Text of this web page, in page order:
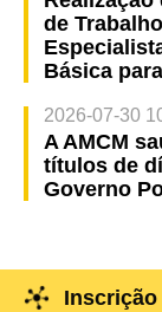
de
Básica
2026-07-30
A AMCM
títulos de
Governo
Inscrição